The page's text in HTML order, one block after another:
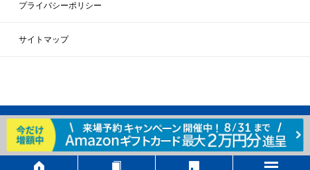
プライバシーポリシー
サイトマップ
Copyright c SEARSHOME